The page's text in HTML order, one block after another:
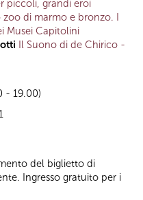
piccoli, grandi eroi
zoo di marmo e bronzo. I
Musei Capitolini
Il Suono di de Chirico -
- 19.00)
del biglietto di
Ingresso gratuito per i